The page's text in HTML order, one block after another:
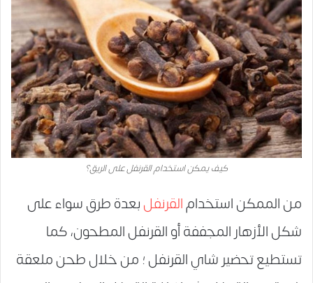
كيف يمكن استخدام القرنفل على الريق؟
من الممكن استخدامالقرنفلبعدة طرق سواء على
شكل الأزهار المجففة أو القرنفل المطحون، كما
تستطيع تحضير شاي القرنفل ؛ من خلال طحن ملعقة